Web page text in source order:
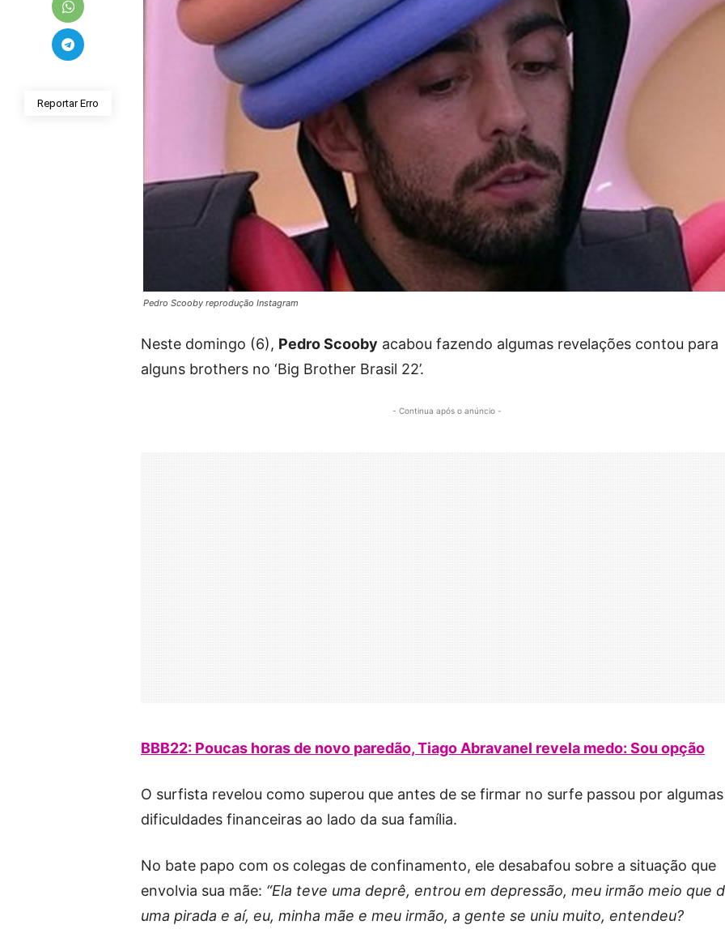
Reportar Erro
Pedro Scooby reprodução Instagram
Neste domingo (6), Pedro Scooby acabou fazendo algumas revelações contou para
alguns brothers no ‘Big Brother Brasil 22’.
- Continua após o anúncio -
BBB22: Poucas horas de novo paredão, Tiago Abravanel revela medo: Sou opção
O surfista revelou como superou que antes de se firmar no surfe passou por algumas
dificuldades financeiras ao lado da sua família.
No bate papo com os colegas de confinamento, ele desabafou sobre a situação que
envolvia sua mãe: “Ela teve uma deprê, entrou em depressão, meu irmão meio que
uma pirada e aí, eu, minha mãe e meu irmão, a gente se uniu muito, entendeu?